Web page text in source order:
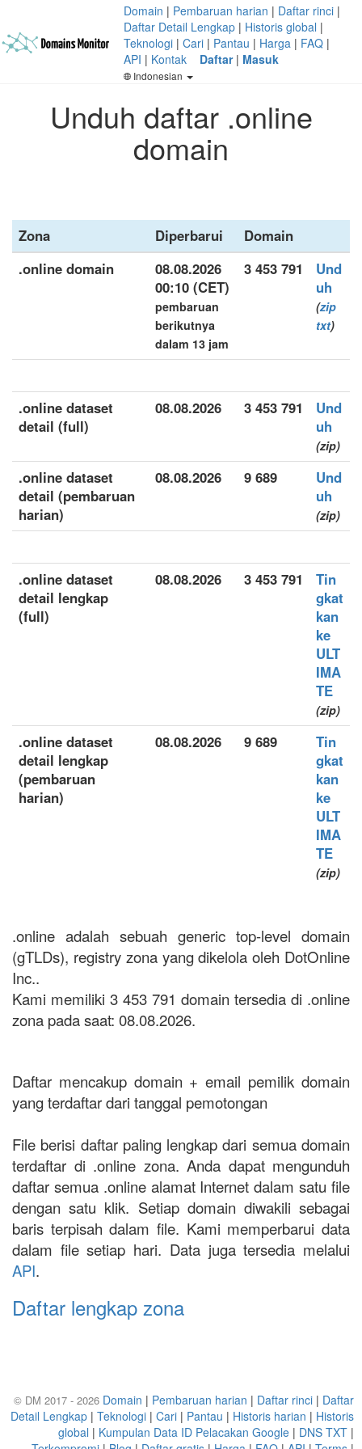
Domain | Pembaruan harian | Daftar rinci |
Daftar Detail Lengkap | Historis global |
Teknologi | Cari | Pantau | Harga | FAQ |
API | Kontak Daftar| Masuk
Indonesian
Unduh daftar .online
domain
Zona Diperbarui
Domain
.online domain
08.08.2026
00:10 (CET)
pembaruan
berikutnya
dalam 13 jam
3 453 791
Und
uh
(zip
txt)
.online dataset
detail (full)
08.08.2026 3 453 791
Und
uh
(zip)
.online dataset
detail (pembaruan
harian)
08.08.2026 9 689
Und
uh
(zip)
.online dataset
detail lengkap
(full)
08.08.2026 3 453 791
Tin
gkat
kan
ke
ULT
IMA
TE
(zip)
.online dataset
detail lengkap
(pembaruan
harian)
08.08.2026 9 689
Tin
gkat
kan
ke
ULT
IMA
TE
(zip)
.online adalah sebuah generic top-level domain
(gTLDs), registry zona yang dikelola oleh DotOnline
Inc..
Kami memiliki 3 453 791 domain tersedia di .online
zona pada saat: 08.08.2026.
Daftar mencakup domain + email pemilik domain
yang terdaftar dari tanggal pemotongan
File berisi daftar paling lengkap dari semua domain
terdaftar di .online zona. Anda dapat mengunduh
daftar semua .online alamat Internet dalam satu file
dengan satu klik. Setiap domain diwakili sebagai
baris terpisah dalam file. Kami memperbarui data
dalam file setiap hari. Data juga tersedia melalui
API.
Daftar lengkap zona
© DM 2017 - 2026 Domain | Pembaruan harian | Daftar rinci | Daftar
Detail Lengkap | Teknologi | Cari | Pantau | Historis harian | Historis
global | Kumpulan Data ID Pelacakan Google | DNS TXT |